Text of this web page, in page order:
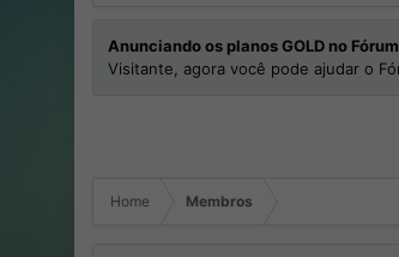
Anunciando os planos GOLD no
Visitante, agora você pode ajudar o
Home Membros